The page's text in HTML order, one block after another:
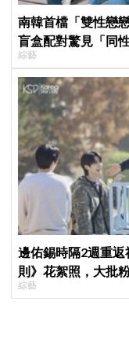
南韓首檔「雙性戀
盲盒配對驚見「同
衫了！
綜藝
邊佑錫時隔2週重
則》花絮照，大批
綜藝